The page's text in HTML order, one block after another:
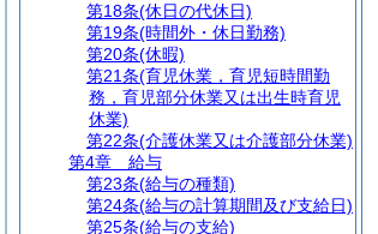
第18条(休日の代休日)
第19条(時間外・休日勤務)
第20条(休暇)
第21条(育児休業，育児短時間勤
務，育児部分休業又は出生時育児
休業)
第22条(介護休業又は介護部分休業)
第4章
給与
第23条(給与の種類)
第24条(給与の計算期間及び支給日)
第25条(給与の支給)